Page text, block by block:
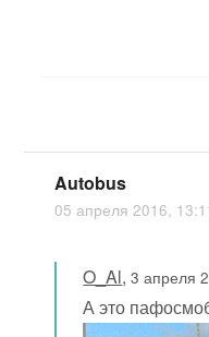
Autobus
05 апреля 2016,
O_Al,3 апреля
А это